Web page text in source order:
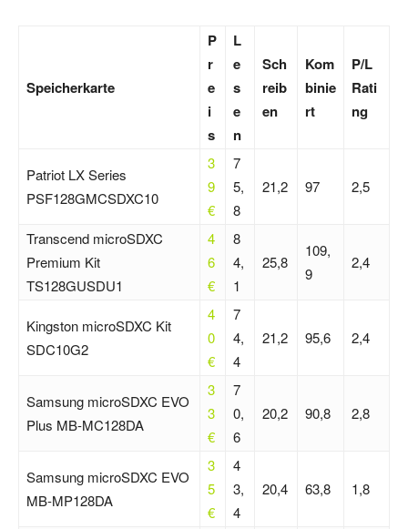
Speicherkarte
P
r
e
i
s
L
e
s
e
n
Sch
reib
en
Kom
binie
rt
P/L
Rati
ng
Patriot LX Series
PSF128GMCSDXC10
3
9
€
7
5,
8
21,2 97 2,5
Transcend microSDXC
Premium Kit
TS128GUSDU1
4
6
€
8
4,
1
25,8
109,
9
2,4
Kingston microSDXC Kit
SDC10G2
4
0
€
7
4,
4
21,2 95,6 2,4
Samsung microSDXC EVO
Plus MB-MC128DA
3
3
€
7
0,
6
20,2 90,8 2,8
Samsung microSDXC EVO
MB-MP128DA
3
5
€
4
3,
4
20,4 63,8 1,8